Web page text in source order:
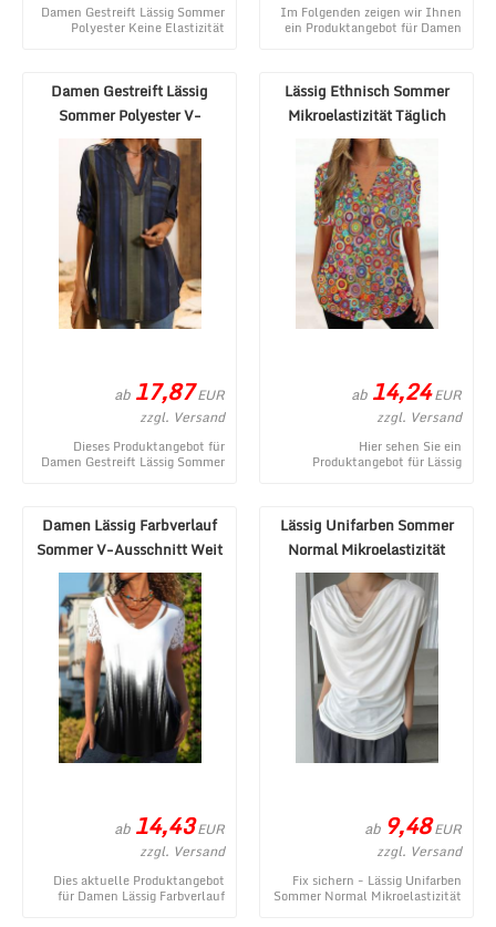
Damen Gestreift Lässig Sommer
Polyester Keine Elastizität
Im Folgenden zeigen wir Ihnen
ein Produktangebot für Damen
Damen Gestreift Lässig
Sommer Polyester V-
Ausschnitt Schnalle Mi ...
ab 17,87EUR
zzgl. Versand
Dieses Produktangebot für
Damen Gestreift Lässig Sommer
Lässig Ethnisch Sommer
Mikroelastizität Täglich
Jersey Kurzarm X ...
ab 14,24EUR
zzgl. Versand
Hier sehen Sie ein
Produktangebot für Lässig
Damen Lässig Farbverlauf
Sommer V-Ausschnitt Weit
Jersey Kurzarm ...
ab 14,43EUR
zzgl. Versand
Dies aktuelle Produktangebot
für Damen Lässig Farbverlauf
Lässig Unifarben Sommer
Normal Mikroelastizität
Täglich Flügelär ...
ab 9,48EUR
zzgl. Versand
Fix sichern - Lässig Unifarben
Sommer Normal Mikroelastizität